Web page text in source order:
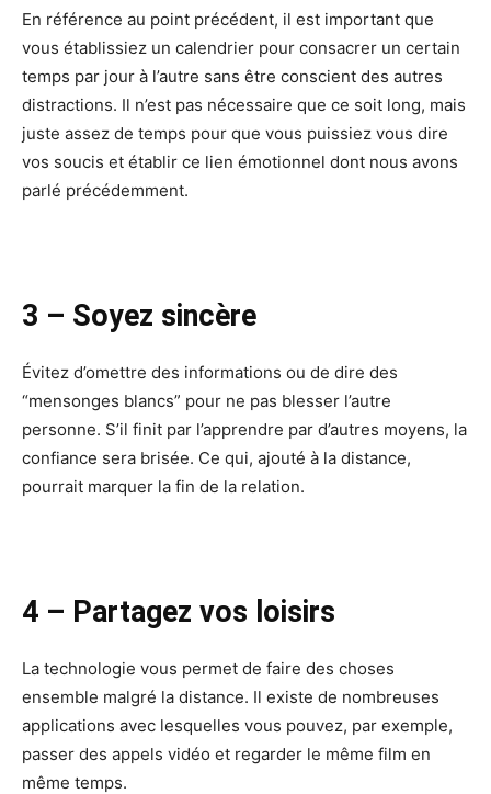
En référence au point précédent, il est important que
vous établissiez un calendrier pour consacrer un certain
temps par jour à l’autre sans être conscient des autres
distractions. Il n’est pas nécessaire que ce soit long, mais
juste assez de temps pour que vous puissiez vous dire
vos soucis et établir ce lien émotionnel dont nous avons
parlé précédemment.
3 – Soyez sincère
Évitez d’omettre des informations ou de dire des
“mensonges blancs” pour ne pas blesser l’autre
personne. S’il finit par l’apprendre par d’autres moyens, la
confiance sera brisée. Ce qui, ajouté à la distance,
pourrait marquer la fin de la relation.
4 – Partagez vos loisirs
La technologie vous permet de faire des choses
ensemble malgré la distance. Il existe de nombreuses
applications avec lesquelles vous pouvez, par exemple,
passer des appels vidéo et regarder le même film en
même temps.